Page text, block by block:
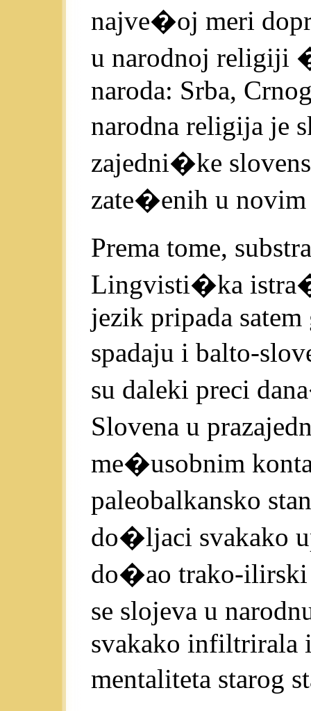
najve�oj meri
u narodnoj religiji
naroda: Srba,
narodna religija je
zajedni�ke
zate�enih u
Prema tome,
Lingvisti�ka
jezik pripada
spadaju i balto-
su daleki preci
Slovena u
me�usobnim
paleobalkansko
do�ljaci svakako
do�ao trako-ilirski
se slojeva u
svakako infiltrirala
mentaliteta starog